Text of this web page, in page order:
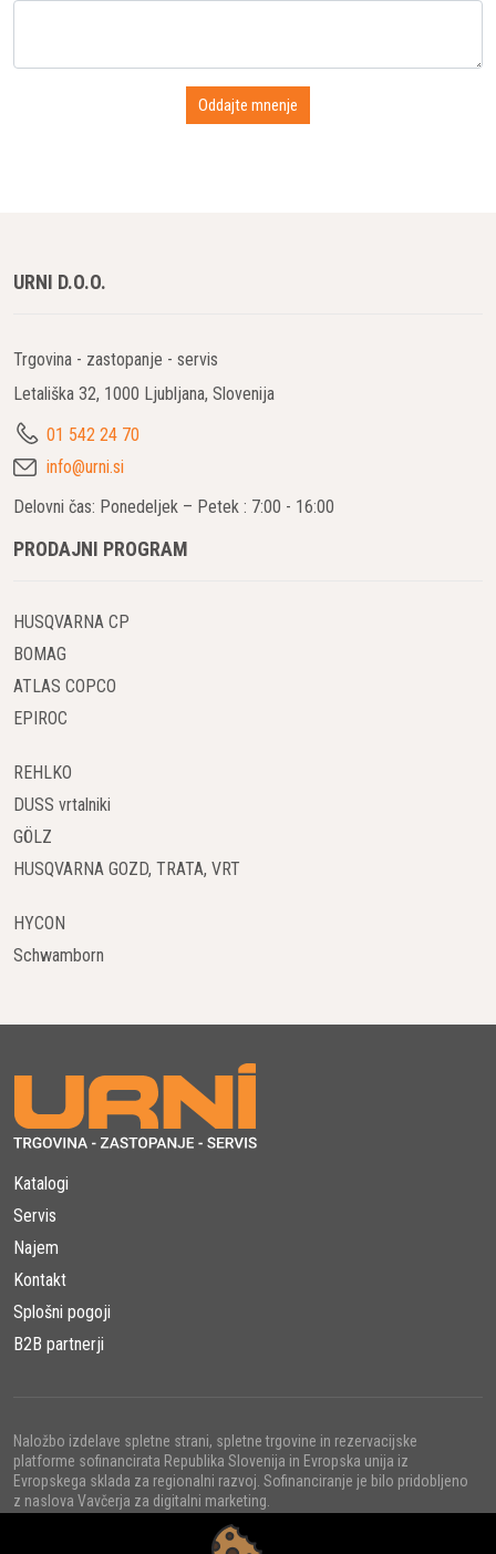
URNI D.O.O.
Trgovina - zastopanje - servis
Letališka 32, 1000 Ljubljana, Slovenija
01 542 24 70
info@urni.si
Delovni čas: Ponedeljek – Petek : 7:00 - 16:00
PRODAJNI PROGRAM
HUSQVARNA CP
BOMAG
ATLAS COPCO
EPIROC
REHLKO
DUSS vrtalniki
GÖLZ
HUSQVARNA GOZD, TRATA, VRT
HYCON
Schwamborn
Katalogi
Servis
Najem
Kontakt
Splošni pogoji
B2B partnerji
Naložbo izdelave spletne strani, spletne trgovine in rezervacijske
platforme sofinancirata Republika Slovenija in Evropska unija iz
Evropskega sklada za regionalni razvoj. Sofinanciranje je bilo pridobljeno
z naslova Vavčerja za digitalni marketing.